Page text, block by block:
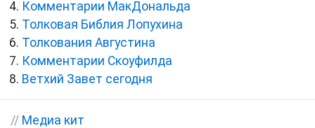
Комментарии МакДональда
Толковая Библия Лопухина
Толкования Августина
Комментарии Скоуфилда
Ветхий Завет сегодня
// Медиа кит